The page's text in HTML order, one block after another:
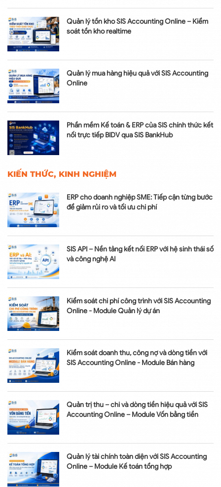
Quản lý tồn kho SIS Accounting Online – Kiểm
soát tồn kho realtime
Quản lý mua hàng hiệu quả với SIS Accounting
Online
Phần mềm Kế toán & ERP của SIS chính thức kết
nối trực tiếp BIDV qua SIS BankHub
KIẾN THỨC, KINH NGHIỆM
ERP cho doanh nghiệp SME: Tiếp cận từng bước
để giảm rủi ro và tối ưu chi phí
SIS API – Nền tảng kết nối ERP với hệ sinh thái số
và công nghệ AI
Kiểm soát chi phí công trình với SIS Accounting
Online - Module Quản lý dự án
Kiểm soát doanh thu, công nợ và dòng tiền với
SIS Accounting Online - Module Bán hàng
Quản trị thu – chi và dòng tiền hiệu quả với SIS
Accounting Online – Module Vốn bằng tiền
Quản lý tài chính toàn diện với SIS Accounting
Online – Module Kế toán tổng hợp